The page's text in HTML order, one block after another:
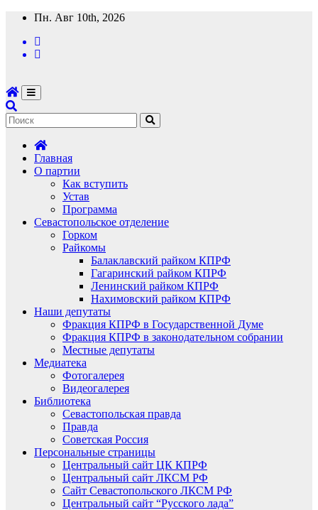
Перейти
содержимому
Пн. Авг 10th, 2026
Главная
О партии
Как вступить
Устав
Программа
Севастопольское отделение
Горком
Райкомы
Балаклавский райком КПРФ
Гагаринский райком КПРФ
Ленинский райком КПРФ
Нахимовский райком КПРФ
Наши депутаты
Фракция КПРФ в Государственной Думе
Фракция КПРФ в законодательном собрании
Местные депутаты
Медиатека
Фотогалерея
Видеогалерея
Библиотека
Севастопольская правда
Правда
Советская Россия
Персональные страницы
Центральный сайт ЦК КПРФ
Центральный сайт ЛКСМ РФ
Сайт Севастопольского ЛКСМ РФ
Центральный сайт “Русского лада”